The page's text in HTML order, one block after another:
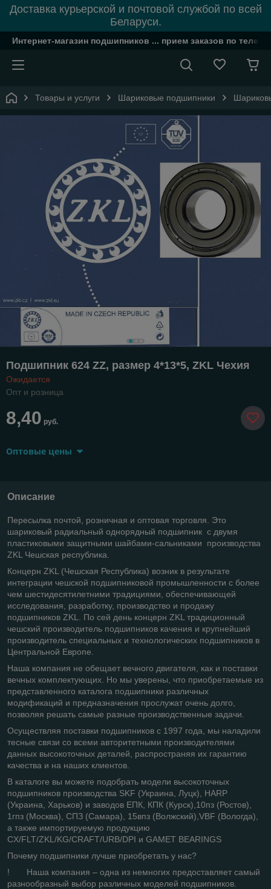
Доставка курьерской и почтовой службой по всей
Беларуси.
Интернет-магазин подшипников ... прием заказов по
Товары и услуги Шариковые подшипники
Подшипник 624 ZZ, размер 4*13*5, ZKL Чехия
Ожидается
Опт и розница
8,40 руб.
Оптовые цены
Описание
Пересылка почтой, розничная и оптовая торговля. Это
шариковый радиальный однорядный подшипник с двумя
пластиковыми защитными шайбами-сальниками производства
ZKL Чешская республика.
Концерн ZKL (Чешская Республика) возник в результате
интеграции чешской подшипниковой промышленности с более
чем шестидесятилетними традициями, обеспечивающей
исследования, разработку, производство и продажу
подшипников ZKL. По сей день концерн ZKL традиционный
чешский производитель подшипников качения и крупнейший
производитель специальных и технологических подшипников в
Центральной Европе.
Наша компания не обещает вечного двигателя, как и поставки
вечных комплектующих. Но мы уверены, что приобретаемые из
представленного каталога подшипники различных
модификаций и предназначения прослужат очень долго,
позволяя решать самые разные производственные задачи.
Осуществляя поставки подшипников с 1997 года, мы наладили
тесные связи со всеми авторитетными производителями
данных высокоточных деталей, распространяя их гарантию
качества и на наших клиентов.
В каталоге вы можете подобрать модели высокоточных
подшипников производства SKF (Украина, Луцк), HARP
(Украина, Харьков) и заводов ЕПК, КПК (Курск),10пз (Ростов),
1гпз (Москва), СПЗ (Самара), 15впз (Волжский),VBF (Вологда),
а также импортируемую продукцию
CX/FLT/ZKL/KG/CRAFT/URB/DPI и GAMET BEARINGS
Почему подшипники лучше приобретать у нас?
! Наша компания – одна из немногих предоставляет самый
разнообразный выбор различных моделей подшипников.